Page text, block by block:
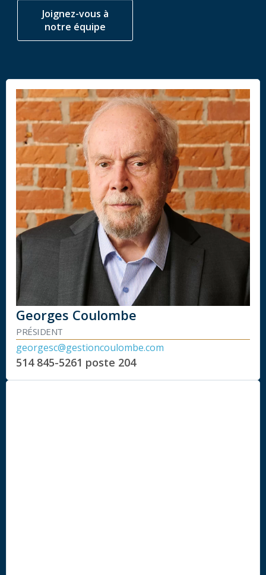
Joignez-vous à
notre équipe
Georges Coulombe
PRÉSIDENT
georgesc@gestioncoulombe.com
514 845-5261 poste 204